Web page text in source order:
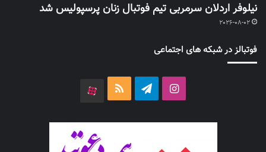
نیلوفر اردلان سرمربی تیم فوتبال زنان پرسپولیس شد
2026-08-02
فوتبالز در شبکه های اجتماعی
اینستاگرامتلگرام خوراک